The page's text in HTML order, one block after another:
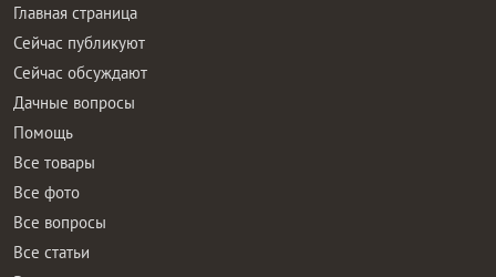
Главная страница
Сейчас публикуют
Сейчас обсуждают
Дачные вопросы
Помощь
Все товары
Все фото
Все вопросы
Все статьи